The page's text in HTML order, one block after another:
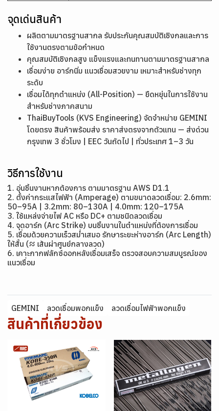
จุดเด่นสินค้า
ผลิตตามมาตรฐานสากล รับประกันคุณสมบัติเชิงกลและการ
ใช้งานตรงตามข้อกำหนด
คุณสมบัติเชิงกลสูง แข็งแรงและทนทานตามมาตรฐานสากล
เชื่อมง่าย อาร์กนิ่ม แนวเชื่อมสวยงาม เหมาะสำหรับช่างทุก
ระดับ
เชื่อมได้ทุกตำแหน่ง (All-Position) — ยืดหยุ่นในการใช้งาน
สำหรับช่างภาคสนาม
ThaiBuyTools (KVS Engineering) จัดจำหน่าย GEMINI
โดยตรง สินค้าพร้อมส่ง ราคาส่งตรงจากตัวแทน — ส่งด่วน
กรุงเทพ 3 ชั่วโมง | EEC วันถัดไป | ทั่วประเทศ 1–3 วัน
วิธีการใช้งาน
1. อุ่นชิ้นงานหากต้องการ ตามมาตรฐาน AWS D1.1
2. ตั้งค่ากระแสไฟฟ้า (Amperage) ตามขนาดลวดเชื่อม: 2.6mm:
50–95A | 3.2mm: 80–130A | 4.0mm: 120–175A
3. ใช้แหล่งจ่ายไฟ AC หรือ DC+ ตามชนิดลวดเชื่อม
4. จุดอาร์ก (Arc Strike) บนชิ้นงานในตำแหน่งที่ต้องการเชื่อม
5. เชื่อมด้วยความเร็วสม่ำเสมอ รักษาระยะห่างอาร์ก (Arc Length)
ให้สั้น (≈ เส้นผ่าศูนย์กลางลวด)
6. เคาะกากฟลักซ์ออกหลังเชื่อมเสร็จ ตรวจสอบความสมบูรณ์ของ
แนวเชื่อม
GEMINI ลวดเชื่อมพอกแข็ง ลวดเชื่อมไฟฟ้าพอกแข็ง
สินค้าที่เกี่ยวข้อง